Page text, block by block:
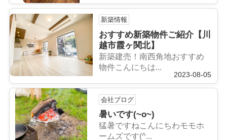
新築情報
おすすめ新築物件ご紹介【川
越市霞ヶ関北】
新築建売！南西角地おすすめ
物件こんにちは...
2023-08-05
会社ブログ
暑いです(~o~)
猛暑ですねこんにちわモモホ
ームズです(^...